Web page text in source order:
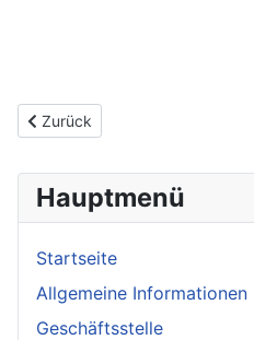
Previous article: Frauen
Zurück
Hauptmenü
Startseite
Allgemeine Informationen
Geschäftsstelle